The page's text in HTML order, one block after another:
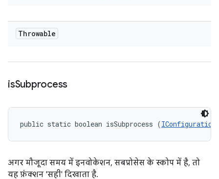
Throwable
isSubprocess
public static boolean isSubprocess (IConfiguration
अगर मौजूदा समय में इनवोकेशन, सबप्रोसेस के स्कोप में है, तो
यह फ़ंक्शन 'सही' दिखाता है.